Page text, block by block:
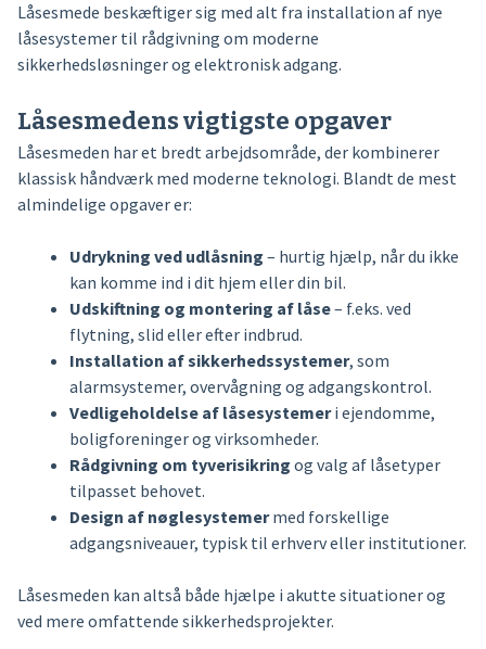
Låsesmede beskæftiger sig med alt fra installation af nye
låsesystemer til rådgivning om moderne
sikkerhedsløsninger og elektronisk adgang.
Låsesmedens vigtigste opgaver
Låsesmeden har et bredt arbejdsområde, der kombinerer
klassisk håndværk med moderne teknologi. Blandt de mest
almindelige opgaver er:
Udrykning ved udlåsning – hurtig hjælp, når du ikke
kan komme ind i dit hjem eller din bil.
Udskiftning og montering af låse– f.eks. ved
flytning, slid eller efter indbrud.
Installation af sikkerhedssystemer, som
alarmsystemer, overvågning og adgangskontrol.
Vedligeholdelse af låsesystemeri ejendomme,
boligforeninger og virksomheder.
Rådgivning om tyverisikring og valg af låsetyper
tilpasset behovet.
Design af nøglesystemermed forskellige
adgangsniveauer, typisk til erhverv eller institutioner.
Låsesmeden kan altså både hjælpe i akutte situationer og
ved mere omfattende sikkerhedsprojekter.